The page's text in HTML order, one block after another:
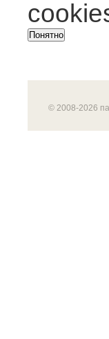
Понятно
© 2008-2026